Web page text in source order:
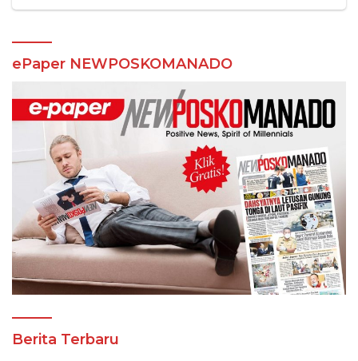
ePaper NEWPOSKOMANADO
Berita Terbaru